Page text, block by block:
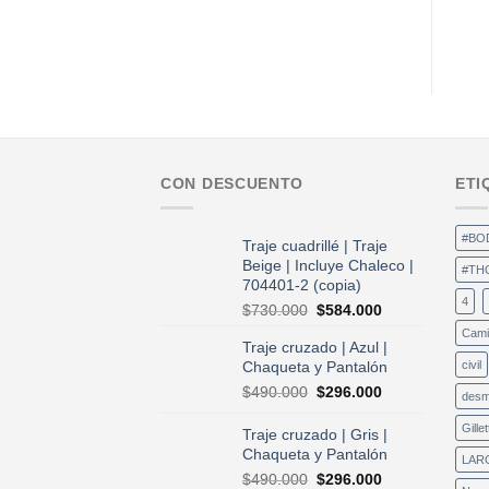
CON DESCUENTO
Traje cuadrillé | Traje
Beige | Incluye Chaleco |
704401-2 (copia)
$730.000 El
original
era:
$730.000.
$584.000El
actual
es:
$584.000.
Traje cruzado | Azul |
Chaqueta y Pantalón
$490.000 El
original
era:
$490.000.
$296.000El
actual
es:
Traje cruzado | Gris |
Chaqueta y Pantalón
$490.000 El
$296.000El
4
civil